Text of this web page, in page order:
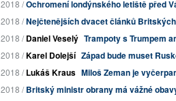
/Ochromení londýnského letiště před
/Nejčtenějších dvacet článků
/Daniel Veselý Trampoty s Trumpem
/Karel Dolejší Západ bude muset
/Lukáš Kraus Miloš Zeman je
/Britský ministr obrany má vážné